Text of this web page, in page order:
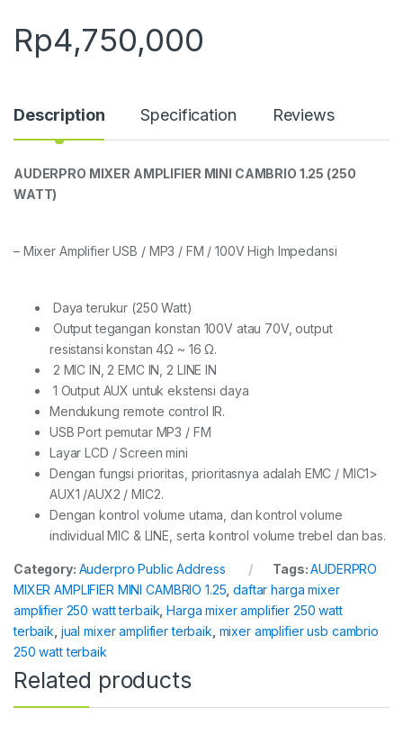
Rp4,750,000
Description Specification Reviews
AUDERPRO MIXER AMPLIFIER MINI CAMBRIO 1.25 (250
WATT)
– Mixer Amplifier USB / MP3 / FM / 100V High Impedansi
Daya terukur (250 Watt)
Output tegangan konstan 100V atau 70V, output
resistansi konstan 4Ω ~ 16 Ω.
2 MIC IN, 2 EMC IN, 2 LINE IN
1 Output AUX untuk ekstensi daya
Mendukung remote control IR.
USB Port pemutar MP3 / FM
Layar LCD / Screen mini
Dengan fungsi prioritas, prioritasnya adalah EMC / MIC1>
AUX1 /AUX2 / MIC2.
Dengan kontrol volume utama, dan kontrol volume
individual MIC & LINE, serta kontrol volume trebel dan bas.
Category: Auderpro Public Address Tags:AUDERPRO
MIXER AMPLIFIER MINI CAMBRIO 1.25 ,daftar harga mixer
amplifier 250 watt terbaik ,Harga mixer amplifier 250 watt
terbaik jual mixer amplifier terbaik mixer amplifier usb cambrio
250 watt terbaik
Related products